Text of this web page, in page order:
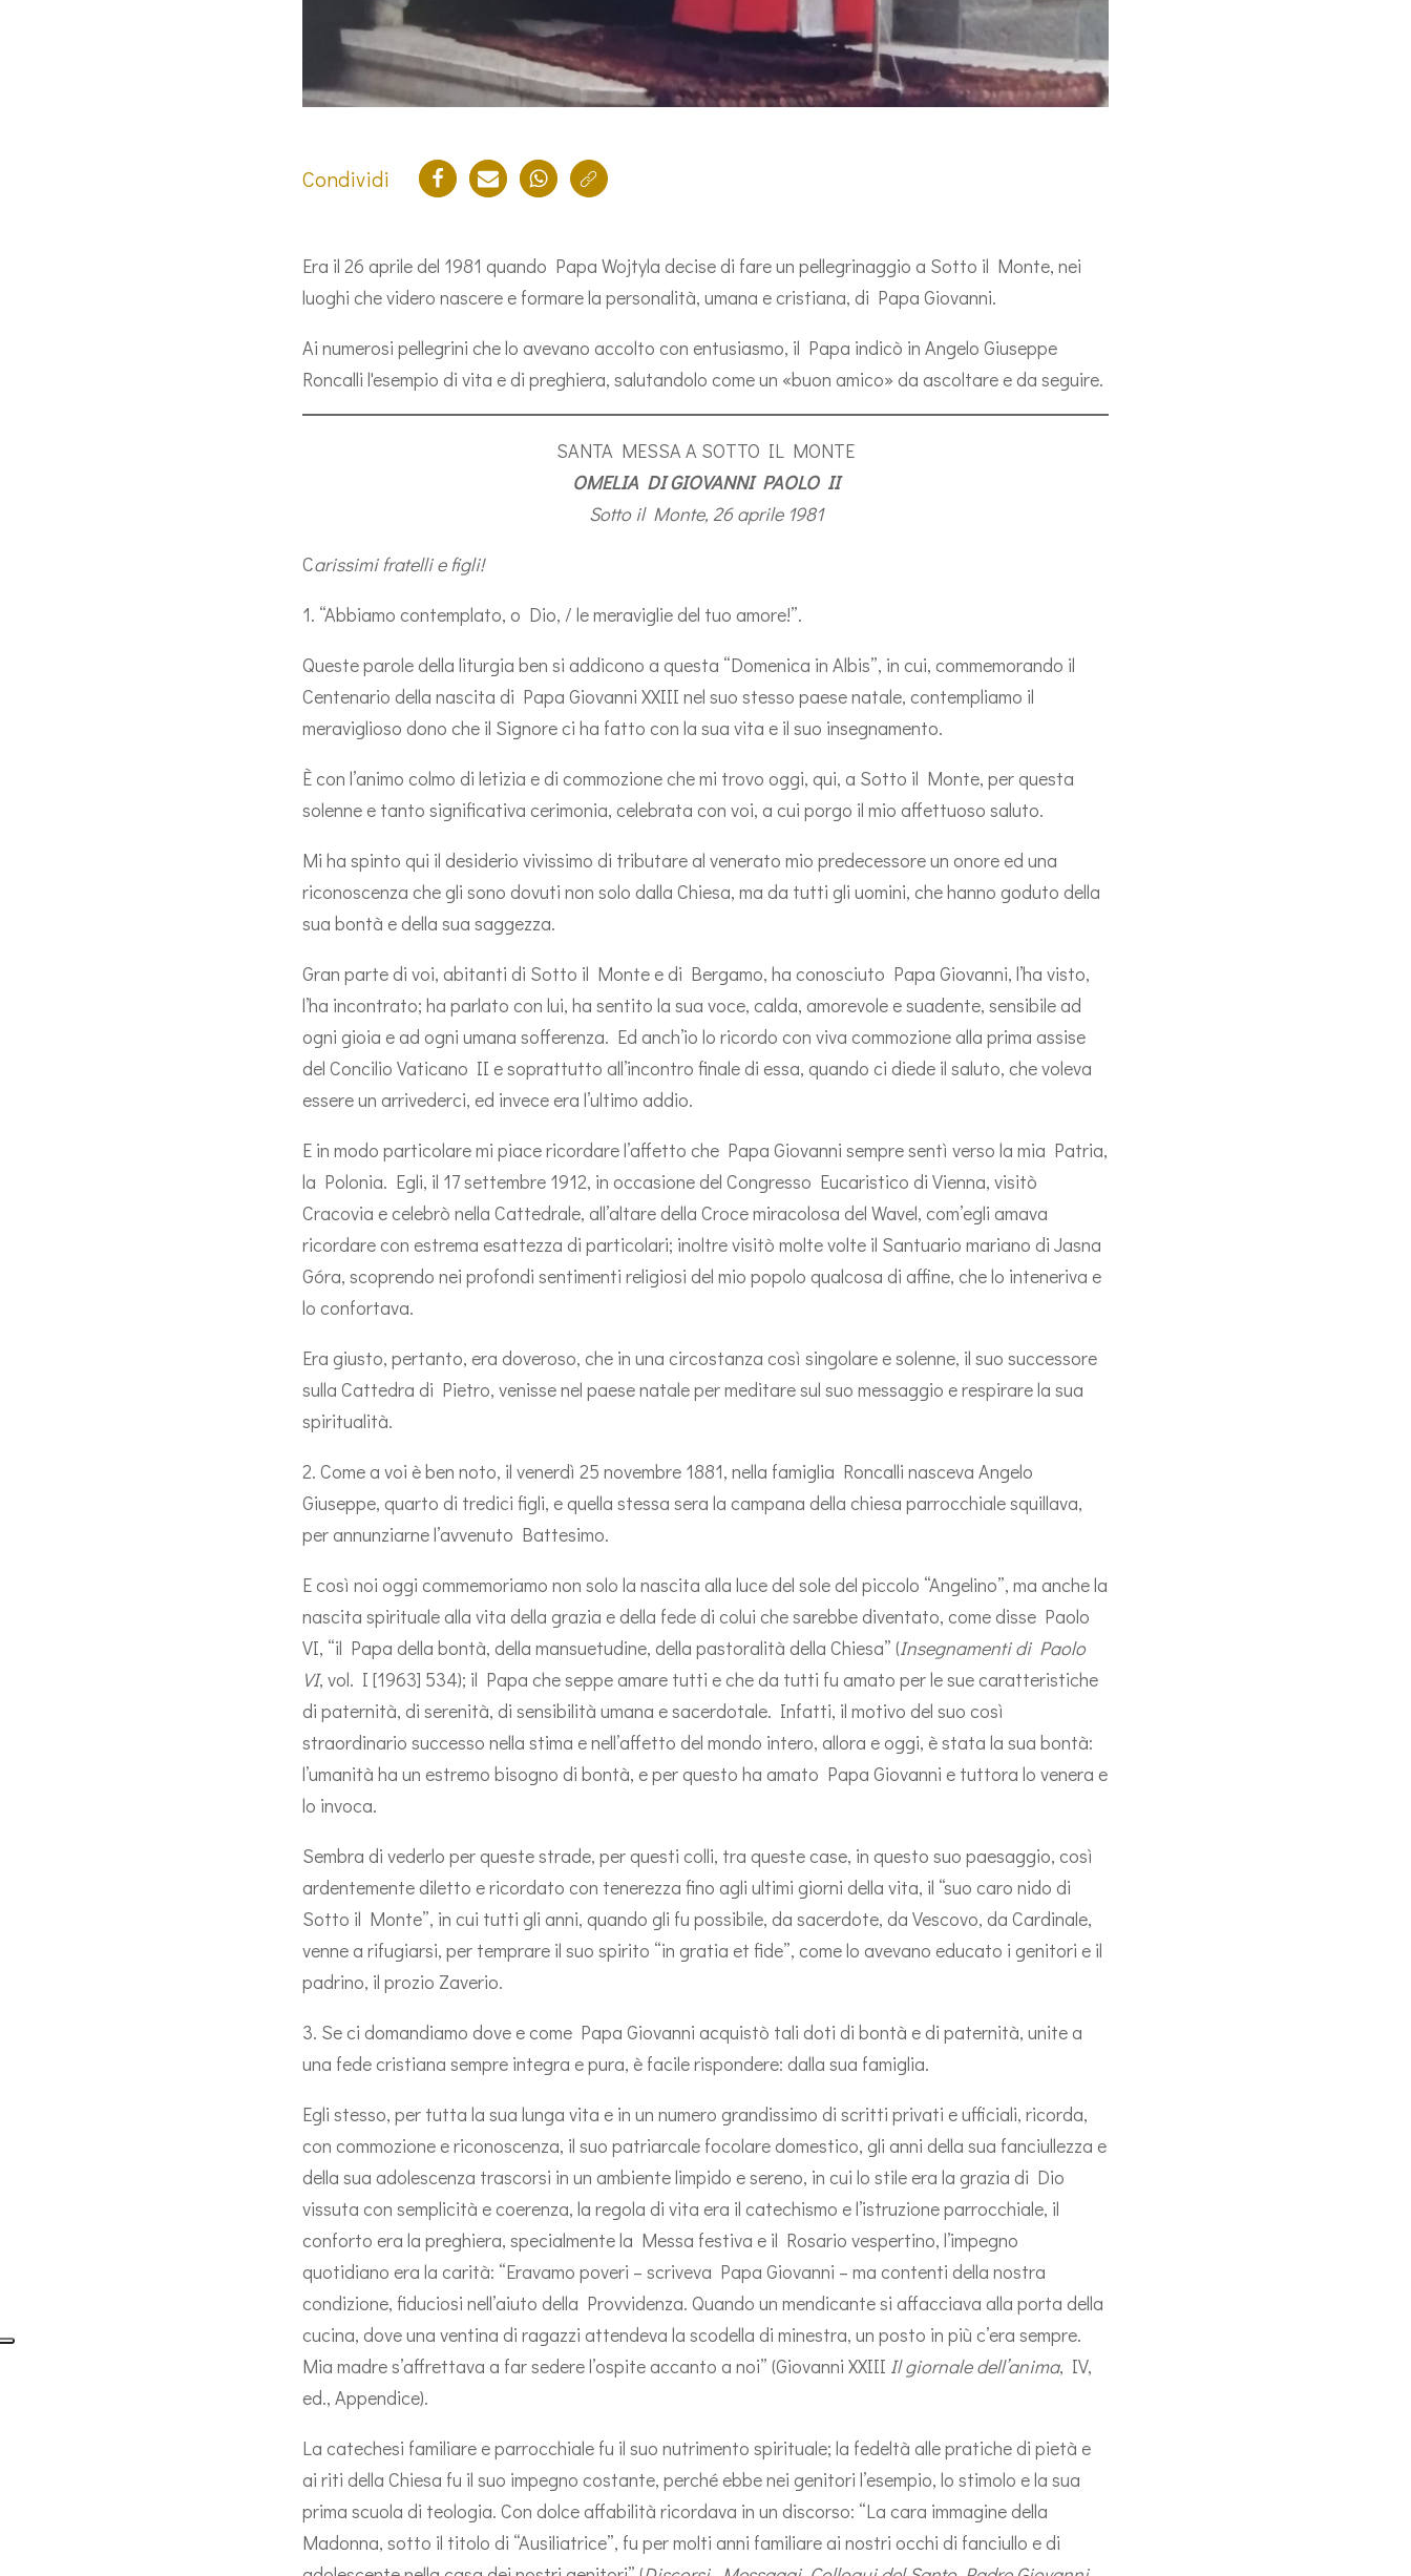
Condividi
Era il 26 aprile del 1981 quando Papa Wojtyla decise di fare un pellegrinaggio a Sotto il Monte, nei
luoghi che videro nascere e formare la personalità, umana e cristiana, di Papa Giovanni.
Ai numerosi pellegrini che lo avevano accolto con entusiasmo, il Papa indicò in Angelo Giuseppe
Roncalli l'esempio di vita e di preghiera, salutandolo come un «buon amico» da ascoltare e da seguire.
SANTA MESSA A SOTTO IL MONTE
OMELIA DI GIOVANNI PAOLO II
Sotto il Monte, 26 aprile 1981
Carissimi fratelli e figli!
1. “Abbiamo contemplato, o Dio, / le meraviglie del tuo amore!”.
Queste parole della liturgia ben si addicono a questa “Domenica in Albis”, in cui, commemorando il
Centenario della nascita di Papa Giovanni XXIII nel suo stesso paese natale, contempliamo il
meraviglioso dono che il Signore ci ha fatto con la sua vita e il suo insegnamento.
È con l’animo colmo di letizia e di commozione che mi trovo oggi, qui, a Sotto il Monte, per questa
solenne e tanto significativa cerimonia, celebrata con voi, a cui porgo il mio affettuoso saluto.
Mi ha spinto qui il desiderio vivissimo di tributare al venerato mio predecessore un onore ed una
riconoscenza che gli sono dovuti non solo dalla Chiesa, ma da tutti gli uomini, che hanno goduto della
sua bontà e della sua saggezza.
Gran parte di voi, abitanti di Sotto il Monte e di Bergamo, ha conosciuto Papa Giovanni, l’ha visto,
l’ha incontrato; ha parlato con lui, ha sentito la sua voce, calda, amorevole e suadente, sensibile ad
ogni gioia e ad ogni umana sofferenza. Ed anch’io lo ricordo con viva commozione alla prima assise
del Concilio Vaticano II e soprattutto all’incontro finale di essa, quando ci diede il saluto, che voleva
essere un arrivederci, ed invece era l’ultimo addio.
E in modo particolare mi piace ricordare l’affetto che Papa Giovanni sempre sentì verso la mia Patria,
la Polonia. Egli, il 17 settembre 1912, in occasione del Congresso Eucaristico di Vienna, visitò
Cracovia e celebrò nella Cattedrale, all’altare della Croce miracolosa del Wavel, com’egli amava
ricordare con estrema esattezza di particolari; inoltre visitò molte volte il Santuario mariano di Jasna
Góra, scoprendo nei profondi sentimenti religiosi del mio popolo qualcosa di affine, che lo inteneriva e
lo confortava.
Era giusto, pertanto, era doveroso, che in una circostanza così singolare e solenne, il suo successore
sulla Cattedra di Pietro, venisse nel paese natale per meditare sul suo messaggio e respirare la sua
spiritualità.
2. Come a voi è ben noto, il venerdì 25 novembre 1881, nella famiglia Roncalli nasceva Angelo
Giuseppe, quarto di tredici figli, e quella stessa sera la campana della chiesa parrocchiale squillava,
per annunziarne l’avvenuto Battesimo.
E così noi oggi commemoriamo non solo la nascita alla luce del sole del piccolo “Angelino”, ma anche la
nascita spirituale alla vita della grazia e della fede di colui che sarebbe diventato, come disse Paolo
VI, “il Papa della bontà, della mansuetudine, della pastoralità della Chiesa” (Insegnamenti di Paolo
VI, vol. I [1963] 534); il Papa che seppe amare tutti e che da tutti fu amato per le sue caratteristiche
di paternità, di serenità, di sensibilità umana e sacerdotale. Infatti, il motivo del suo così
straordinario successo nella stima e nell’affetto del mondo intero, allora e oggi, è stata la sua bontà:
l’umanità ha un estremo bisogno di bontà, e per questo ha amato Papa Giovanni e tuttora lo venera e
lo invoca.
Sembra di vederlo per queste strade, per questi colli, tra queste case, in questo suo paesaggio, così
ardentemente diletto e ricordato con tenerezza fino agli ultimi giorni della vita, il “suo caro nido di
Sotto il Monte”, in cui tutti gli anni, quando gli fu possibile, da sacerdote, da Vescovo, da Cardinale,
venne a rifugiarsi, per temprare il suo spirito “in gratia et fide”, come lo avevano educato i genitori e il
padrino, il prozio Zaverio.
3. Se ci domandiamo dove e come Papa Giovanni acquistò tali doti di bontà e di paternità, unite a
una fede cristiana sempre integra e pura, è facile rispondere: dalla sua famiglia.
Egli stesso, per tutta la sua lunga vita e in un numero grandissimo di scritti privati e ufficiali, ricorda,
con commozione e riconoscenza, il suo patriarcale focolare domestico, gli anni della sua fanciullezza e
della sua adolescenza trascorsi in un ambiente limpido e sereno, in cui lo stile era la grazia di Dio
vissuta con semplicità e coerenza, la regola di vita era il catechismo e l’istruzione parrocchiale, il
conforto era la preghiera, specialmente la Messa festiva e il Rosario vespertino, l’impegno
quotidiano era la carità: “Eravamo poveri – scriveva Papa Giovanni – ma contenti della nostra
condizione, fiduciosi nell’aiuto della Provvidenza. Quando un mendicante si affacciava alla porta della
cucina, dove una ventina di ragazzi attendeva la scodella di minestra, un posto in più c’era sempre.
Mia madre s’affrettava a far sedere l’ospite accanto a noi” (Giovanni XXIII Il giornale dell’anima, IV,
ed., Appendice).
La catechesi familiare e parrocchiale fu il suo nutrimento spirituale; la fedeltà alle pratiche di pietà e
ai riti della Chiesa fu il suo impegno costante, perché ebbe nei genitori l’esempio, lo stimolo e la sua
prima scuola di teologia. Con dolce affabilità ricordava in un discorso: “La cara immagine della
Madonna, sotto il titolo di “Ausiliatrice”, fu per molti anni familiare ai nostri occhi di fanciullo e di